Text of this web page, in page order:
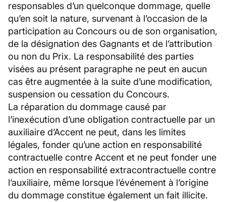
responsables d’un quelconque dommage, quelle
qu’en soit la nature, survenant à l’occasion de la
participation au Concours ou de son organisation,
de la désignation des Gagnants et de l’attribution
ou non du Prix. La responsabilité des parties
visées au présent paragraphe ne peut en aucun
cas être augmentée à la suite d’une modification,
suspension ou cessation du Concours.
La réparation du dommage causé par
l’inexécution d’une obligation contractuelle par un
auxiliaire d’Accent ne peut, dans les limites
légales, fonder qu’une action en responsabilité
contractuelle contre Accent et ne peut fonder une
action en responsabilité extracontractuelle contre
l’auxiliaire, même lorsque l’événement à l’origine
du dommage constitue également un fait illicite.